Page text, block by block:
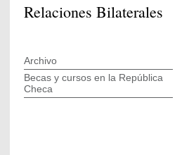
Relaciones Bilaterales
Archivo
Becas y cursos en la República
Checa